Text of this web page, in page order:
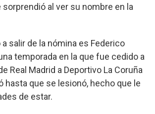
al ver su nombre en la
salir de la nómina es Federico
temporada en la que fue cedido a
Real Madrid a Deportivo La Coruña
hasta que se lesionó, hecho que le
de estar.